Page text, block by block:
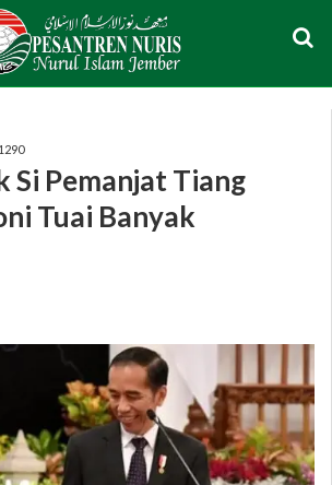
Si Pemanjat Tiang
Tuai Banyak